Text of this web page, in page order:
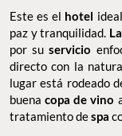
Este es el hotel
paz y tranquilidad.
por suservicio
directo con la
lugar está rodeado
buenacopa de vino
tratamiento despa